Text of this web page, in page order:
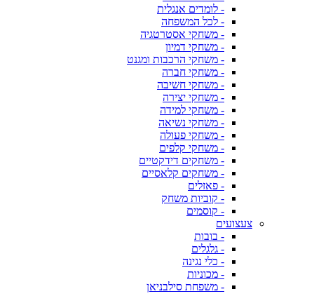
- לומדים אנגלית
- לכל המשפחה
- משחקי אסטרטגיה
- משחקי דמיון
- משחקי הרכבות ומגנט
- משחקי חברה
- משחקי חשיבה
- משחקי יצירה
- משחקי למידה
- משחקי נשיאה
- משחקי פעולה
- משחקי קלפים
- משחקים דידקטיים
- משחקים קלאסיים
- פאזלים
- קוביות משחק
- קוסמים
צעצועים
- בובות
- גלגלים
- כלי נגינה
- מכוניות
- משפחת סילבניאן